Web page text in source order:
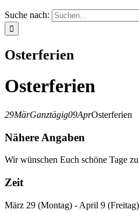
Suche nach:
Osterferien
Osterferien
29MärGanztägig09AprOsterferien
Nähere Angaben
Wir wünschen Euch schöne Tage
Zeit
März 29 (Montag) - April 9 (Freitag)